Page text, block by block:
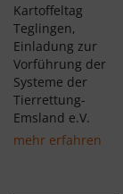
Kartoffeltag
Teglingen,
Einladung zur
Vorführung der
Systeme der
Tierrettung-
Emsland e.V.
mehr erfahren